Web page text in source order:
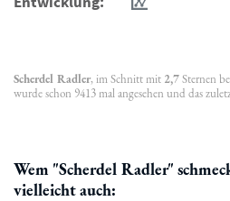
Scherdel Radler, im Schnitt mit 2,7Sternen
wurde schon 9413 mal angesehen und das
Wem "Scherdel Radler"
vielleicht auch: